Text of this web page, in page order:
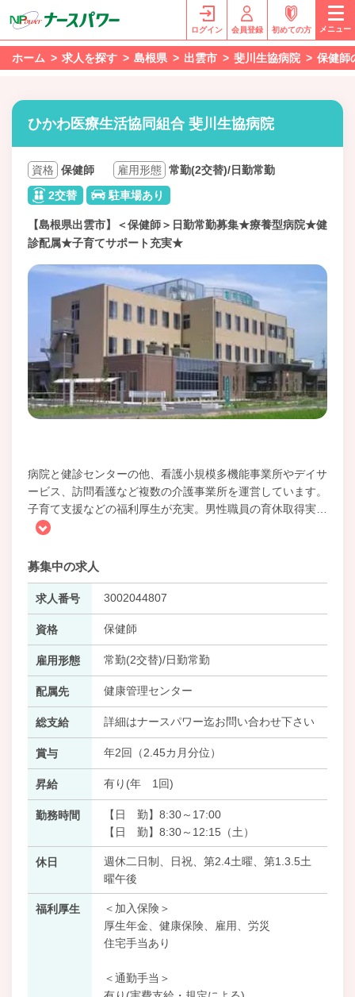
ログイン 会員登録 初めての方 メニュー
ホーム 求人を探す 島根県 出雲市 斐川生協病院 保健師
ひかわ医療生活協同組合 斐川生協病院
資格 保健師 雇用形態 常勤(2交替)/日勤常勤
2交替
駐車場あり
【島根県出雲市】＜保健師＞日勤常勤募集★療養型病院★健
診配属★子育てサポート充実★
病院と健診センターの他、看護小規模多機能事業所やデイサ
ービス、訪問看護など複数の介護事業所を運営しています。
子育て支援などの福利厚生が充実。男性職員の育休取得実
募集中の求人
求人番号 3002044807
資格 保健師
雇用形態 常勤(2交替)/日勤常勤
配属先 健康管理センター
総支給 詳細はナースパワー迄お問い合わせ下さい
賞与 年2回（2.45カ月分位）
昇給 有り(年 1回)
勤務時間
【日 勤】8:30～17:00
【日 勤】8:30～12:15（土）
休日
週休二日制、日祝、第2.4土曜、第1.3.5土
曜午後
福利厚生
＜加入保険＞
厚生年金、健康保険、雇用、労災
住宅手当あり
＜通勤手当＞